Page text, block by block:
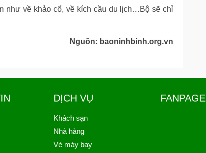
như về khảo cổ, về kích cầu du lịch…Bộ sẽ chỉ
Nguồn: baoninhbinh.org.vn
DỊCH VỤ
Khách sạn
Nhà hàng
Vé máy bay
FANPAGE